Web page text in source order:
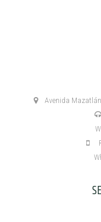
Avenida Mazatlán